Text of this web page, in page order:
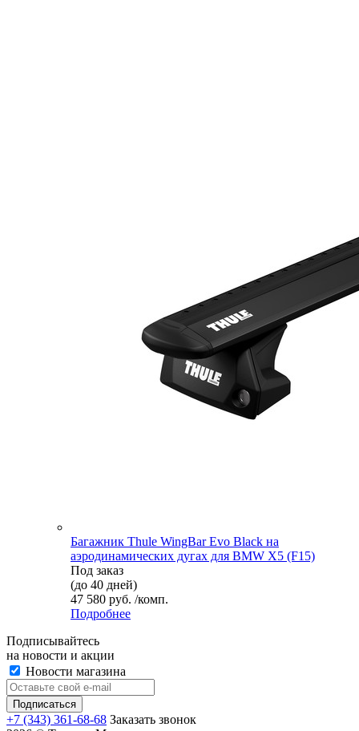
Багажник Thule WingBar Evo Black на
аэродинамических дугах для BMW X5 (F15)
Под заказ
(до 40 дней)
47 580 руб. /комп.
Подробнее
Подписывайтесь
на новости и акции
Новости магазина
+7 (343) 361-68-68 Заказать звонок